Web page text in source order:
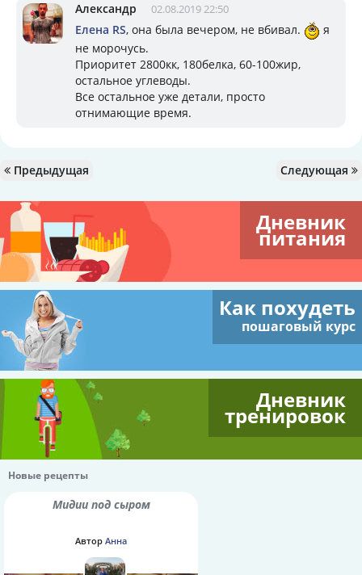
Александр 02.08.2019 22:50
Елена RS, она была вечером, не вбивал.
я
не морочусь.
Приоритет 2800кк, 180белка, 60-100жир,
остальное углеводы.
Все остальное уже детали, просто
отнимающие время.
Предыдущая Следующая
Дневник
питания
Как похудеть
пошаговый курс
Дневник
тренировок
Новые рецепты
Мидии под сыром
Автор Анна